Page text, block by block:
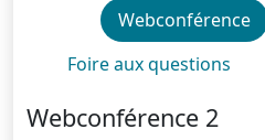
Webconférence
Foire aux questions
Webconférence 2